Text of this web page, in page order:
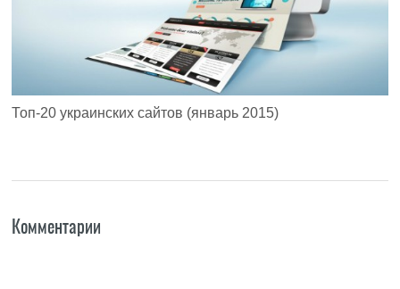
Топ-20 украинских сайтов (январь 2015)
Комментарии